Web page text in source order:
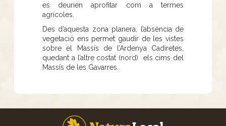
es deurien aprofitar com a termes
agrícoles.
Des d’aquesta zona planera, l’absència de
vegetació ens permet gaudir de les vistes
sobre el Massís de l’Ardenya Cadiretes,
quedant a l’altre costat (nord) els cims del
Massís de les Gavarres.